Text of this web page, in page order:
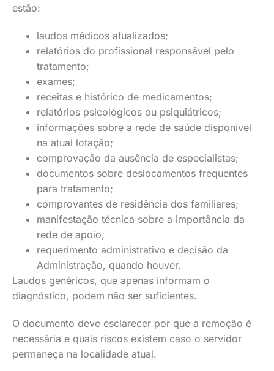
estão:
laudos médicos atualizados;
relatórios do profissional responsável pelo
tratamento;
exames;
receitas e histórico de medicamentos;
relatórios psicológicos ou psiquiátricos;
informações sobre a rede de saúde disponível
na atual lotação;
comprovação da ausência de especialistas;
documentos sobre deslocamentos frequentes
para tratamento;
comprovantes de residência dos familiares;
manifestação técnica sobre a importância da
rede de apoio;
requerimento administrativo e decisão da
Administração, quando houver.
Laudos genéricos, que apenas informam o
diagnóstico, podem não ser suficientes.
O documento deve esclarecer por que a remoção é
necessária e quais riscos existem caso o servidor
permaneça na localidade atual.